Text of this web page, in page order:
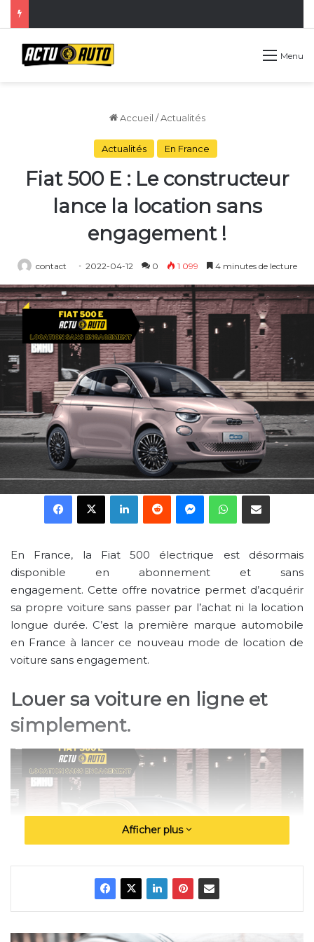
Menu
Accueil / Actualités
Actualités En France
Fiat 500 E : Le constructeur
lance la location sans
engagement !
contact 2022-04-12 0 1 099 4 minutes de lecture
Facebook
X LinkedinRedditMessengerWhatsApp
Partager par email
En France, la Fiat 500 électrique est désormais
disponible en abonnement et sans
engagement. Cette offre novatrice permet d’acquérir
sa propre voiture sans passer par l’achat ni la location
longue durée. C’est la première marque automobile
en France à lancer ce nouveau mode de location de
voiture sans engagement.
Louer sa voiture en ligne et
simplement.
Afficher plus